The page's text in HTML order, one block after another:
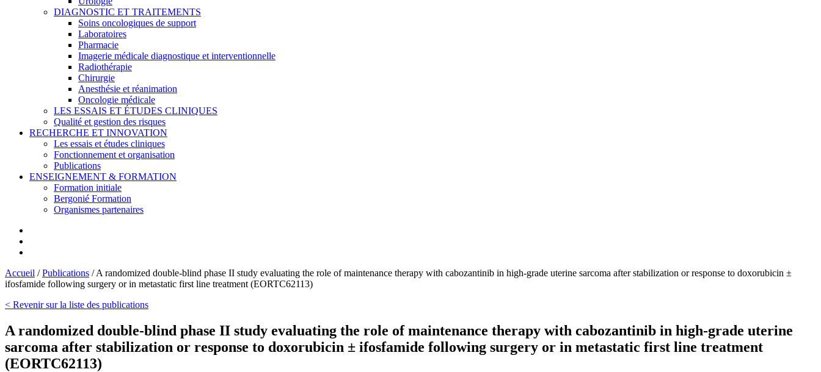
DIAGNOSTIC ET TRAITEMENTS
Soins oncologiques de support
Laboratoires
Pharmacie
Imagerie médicale diagnostique et interventionnelle
Radiothérapie
Chirurgie
Anesthésie et réanimation
Oncologie médicale
LES ESSAIS ET ÉTUDES CLINIQUES
Qualité et gestion des risques
RECHERCHE ET INNOVATION
Les essais et études cliniques
Fonctionnement et organisation
Publications
ENSEIGNEMENT & FORMATION
Formation initiale
Bergonié Formation
Organismes partenaires
Accueil /Publications /A randomized double-blind phase II study evaluating the role of maintenance therapy with cabozantinib in high-grade uterine sarcoma after stabilization or response to doxorubicin ±
ifosfamide following surgery or in metastatic first line treatment (EORTC62113)
< Revenir sur la liste des publications
A randomized double-blind phase II study evaluating the role of maintenance therapy with cabozantinib in high-grade uterine
sarcoma after stabilization or response to doxorubicin ± ifosfamide following surgery or in metastatic first line treatment
(EORTC62113)